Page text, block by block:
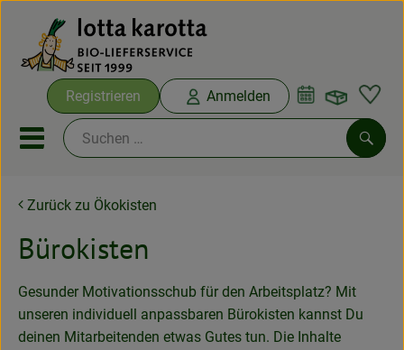
Registrieren Anmelden
Mobiles Menu öffnen oder
Ökokisten
Bio-Kochboxen
Aus der Region
Ökokisten
Zurück zu Ökokisten
Bürokisten
Gesunder Motivationsschub für den Arbeitsplatz? Mit
unseren individuell anpassbaren Bürokisten kannst Du
deinen Mitarbeitenden etwas Gutes tun. Die Inhalte